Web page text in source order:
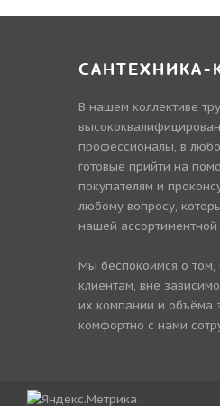
САНТЕХНИКА-
В нашем коллективе
профессионалы, в
готовые прийти на
покупателям и
любому вопросу,
нашей
Мы беспокоимся о том,
клиентам, вне
их компании и объёма
комфортно с нами